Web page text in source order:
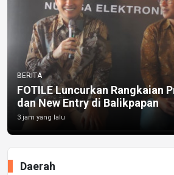
BERITA
FOTILE Luncurkan Rangkaian
dan New Entry di Balikpapan
3 jam yang lalu
Daerah